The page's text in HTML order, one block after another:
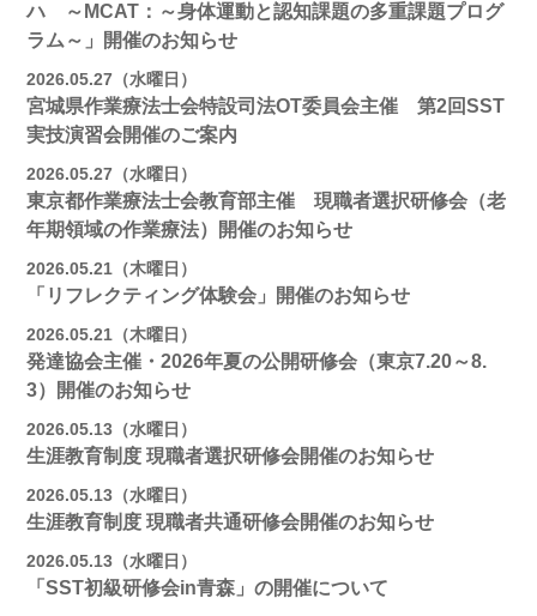
ハ ～MCAT：～身体運動と認知課題の多重課題プログ
ラム～」開催のお知らせ
2026.05.27（水曜日）
宮城県作業療法士会特設司法OT委員会主催 第2回SST
実技演習会開催のご案内
2026.05.27（水曜日）
東京都作業療法士会教育部主催 現職者選択研修会（老
年期領域の作業療法）開催のお知らせ
2026.05.21（木曜日）
「リフレクティング体験会」開催のお知らせ
2026.05.21（木曜日）
発達協会主催・2026年夏の公開研修会（東京7.20～8.
3）開催のお知らせ
2026.05.13（水曜日）
生涯教育制度 現職者選択研修会開催のお知らせ
2026.05.13（水曜日）
生涯教育制度 現職者共通研修会開催のお知らせ
2026.05.13（水曜日）
「SST初級研修会in青森」の開催について